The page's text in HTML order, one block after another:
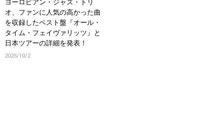
ヨーロピアン・ジャズ・トリ
オ、ファンに人気の高かった曲
を収録したベスト盤『オール・
タイム・フェイヴァリッツ』と
日本ツアーの詳細を発表！
2025/10/2